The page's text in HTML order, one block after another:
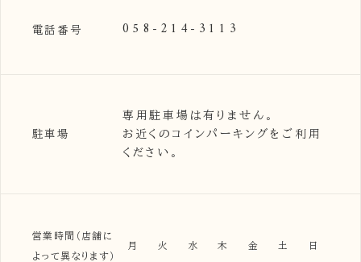
電話番号 058-214-3113
駐車場
専用駐車場は有りません。
お近くのコインパーキングをご利用
ください。
営業時間（店舗に
よって異なります）
月 火 水 木 金 土 日